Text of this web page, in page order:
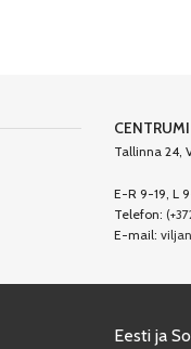
Tallinna 24,
E-R 9-19, L
Telefon:
E-mail:
Eesti ja